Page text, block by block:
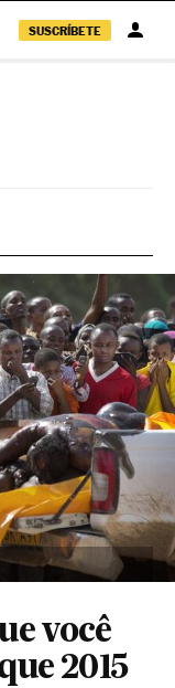
SUSCRÍBETE
você
2015